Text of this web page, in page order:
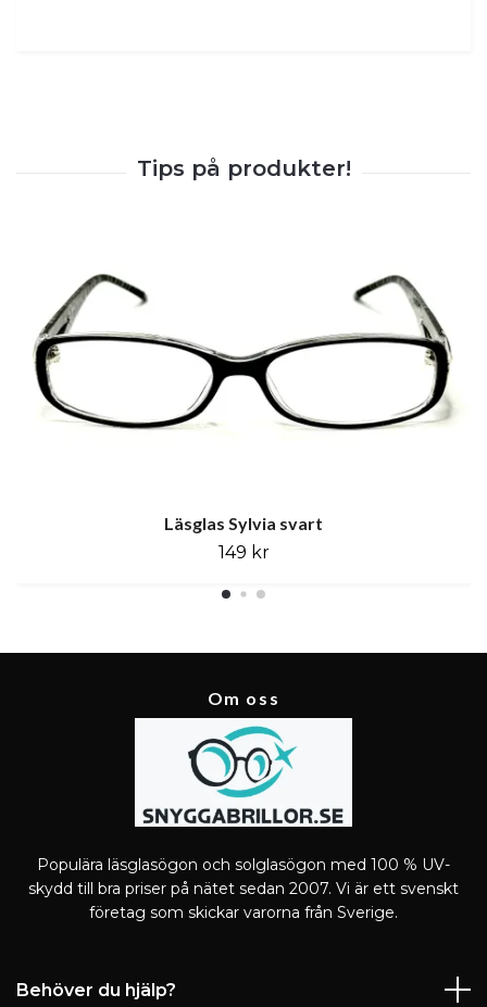
Läsglas Sylvia svart
149 kr
Om oss
Populära läsglasögon och solglasögon med 100 % UV-
skydd till bra priser på nätet sedan 2007. Vi är ett svenskt
företag som skickar varorna från Sverige.
Behöver du hjälp?